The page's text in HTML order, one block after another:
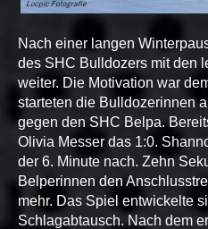
Nach einer langen
des SHC Bulldozers mit den
weiter. Die Motivation war
starteten die Bulldozerinnen
gegen den SHC Belpa.
Olivia Messer das 1:0.
der 6. Minute nach. Zehn
Belperinnen den
mehr. Das Spiel entwickelte
Schlagabtausch. Nach dem